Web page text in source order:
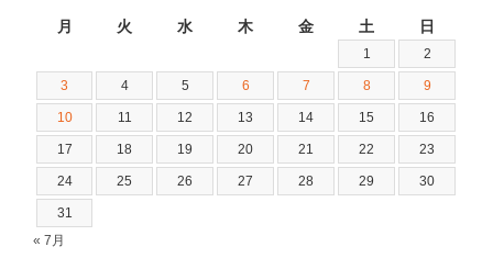
月 火 水 木 金 土 日
1 2
3 4 5 6 7 8 9
10 11 12 13 14 15 16
17 18 19 20 21 22 23
24 25 26 27 28 29 30
31
« 7月